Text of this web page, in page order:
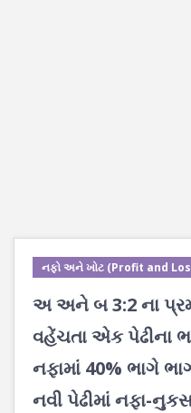
નફો અને ખોટ (Profit and
અ અને બ 3:2 ના
વહેંચતા એક પેઢીના
નફામાં 40% ભાગે
નવી પેઢીમાં નફા-